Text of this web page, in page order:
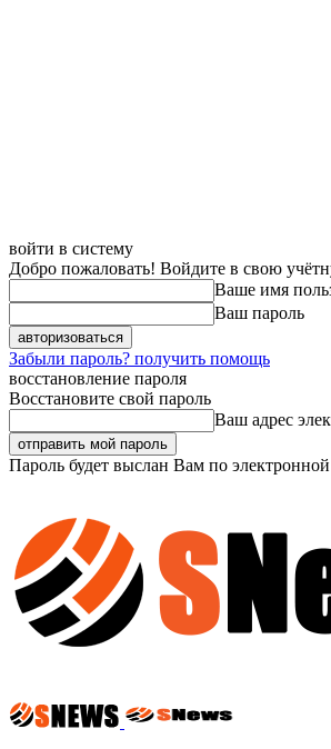
войти в систему
Добро пожаловать! Войдите в свою
Ваше имя
Ваш пароль
Забыли пароль? получить помощь
восстановление пароля
Восстановите свой пароль
Ваш адрес
Пароль будет выслан Вам по